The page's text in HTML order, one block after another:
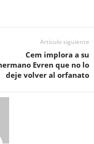
Artículo siguiente
Cem implora a su
Evren que no lo
deje volver al orfanato